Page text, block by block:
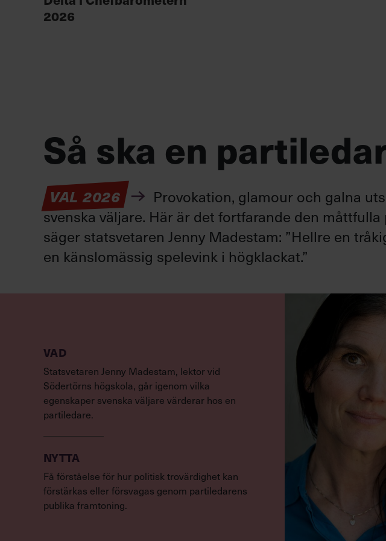
2026
Så ska en
VAL 2026
Provokation, glamour och galna
svenska väljare. Här är det fortfarande den
säger statsvetaren Jenny Madestam: ”Hellre en
en känslomässig spelevink i högklackat.”
VAD
Statsvetaren Jenny Madestam, lektor vid
Södertörns högskola, går igenom vilka
egenskaper svenska väljare värderar hos en
partiledare.
NYTTA
Få förståelse för hur politisk trovärdighet kan
förstärkas eller försvagas genom partiledarens
publika framtoning.